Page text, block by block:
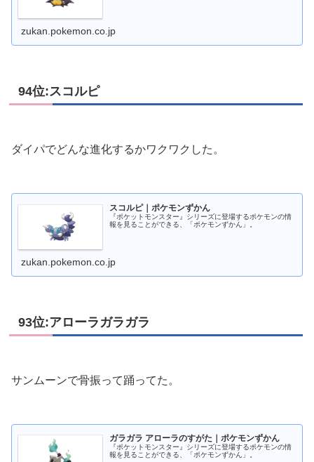
zukan.pokemon.co.jp
94位:スコルピ
ダイパでどんな進化するかワクワクした。
スコルピ｜ポケモンずかん
『ポケットモンスター』シリーズに登場するポケモンの情
報を見ることができる、「ポケモンずかん」。
zukan.pokemon.co.jp
93位:アローラガラガラ
サンムーンで骨振って踊ってた。
ガラガラ アローラのすがた｜ポケモンずかん
『ポケットモンスター』シリーズに登場するポケモンの情
報を見ることができる、「ポケモンずかん」。